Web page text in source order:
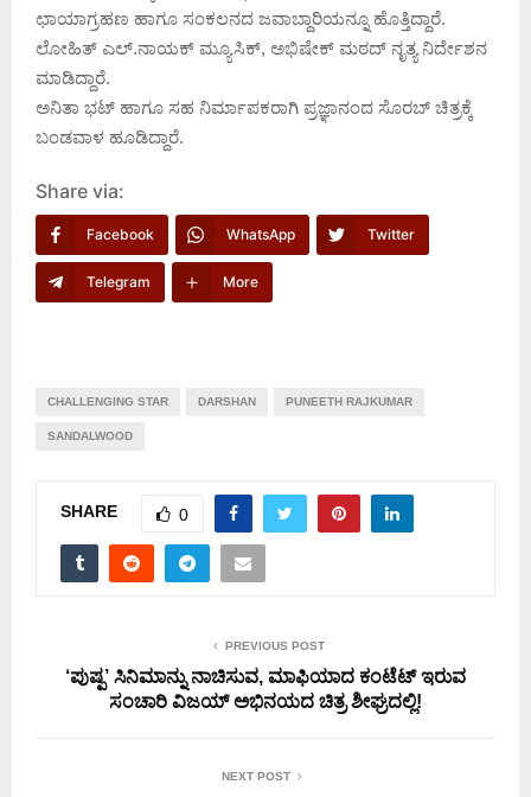
ಛಾಯಾಗ್ರಹಣ ಹಾಗೂ ಸಂಕಲನದ ಜವಾಬ್ದಾರಿಯನ್ನೂ ಹೊತ್ತಿದ್ದಾರೆ.
ಲೋಹಿತ್‌ ಎಲ್.ನಾಯಕ್‌ ಮ್ಯೂಸಿಕ್, ಅಭಿಷೇಕ್ ಮಠದ್ ನೃತ್ಯ ನಿರ್ದೇಶನ
ಮಾಡಿದ್ದಾರೆ.
ಅನಿತಾ ಭಟ್ ಹಾಗೂ ಸಹ ನಿರ್ಮಾಪಕರಾಗಿ ಪ್ರಜ್ಞಾನಂದ ಸೊರಬ್ ಚಿತ್ರಕ್ಕೆ
ಬಂಡವಾಳ ಹೂಡಿದ್ದಾರೆ.
Share via:
Facebook WhatsApp Twitter
Telegram More
CHALLENGING STAR DARSHAN PUNEETH RAJKUMAR
SANDALWOOD
SHARE 0
PREVIOUS POST
‘ಪುಷ್ಪ’ ಸಿನಿಮಾನ್ನು ನಾಚಿಸುವ, ಮಾಫಿಯಾದ ಕಂಟೆಟ್ ಇರುವ
ಸಂಚಾರಿ ವಿಜಯ್ ಅಭಿನಯದ ಚಿತ್ರ ಶೀಘ್ರದಲ್ಲಿ!
NEXT POST